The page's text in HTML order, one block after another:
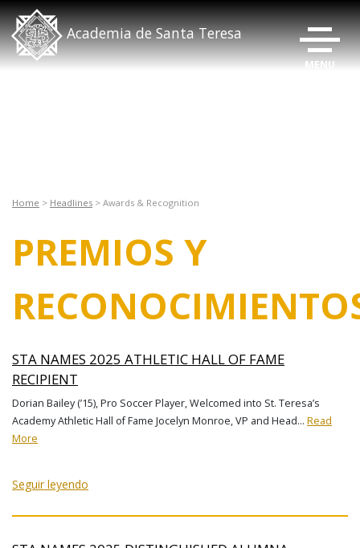
Academia de Santa Teresa
Home > Headlines > Awards & Recognition
PREMIOS Y
STA NAMES 2025 ATHLETIC HALL OF FAME
RECIPIENT
Dorian Bailey (’15), Pro Soccer Player, Welcomed into St. Teresa’s
Academy Athletic Hall of Fame Jocelyn Monroe, VP and Head… Read
More
Seguir leyendo